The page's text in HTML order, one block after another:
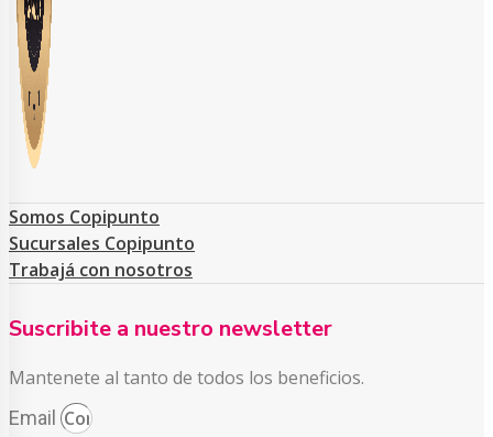
Somos Copipunto
Sucursales Copipunto
Trabajá con nosotros
Suscribite a nuestro newsletter
Mantenete al tanto de todos los beneficios.
Email